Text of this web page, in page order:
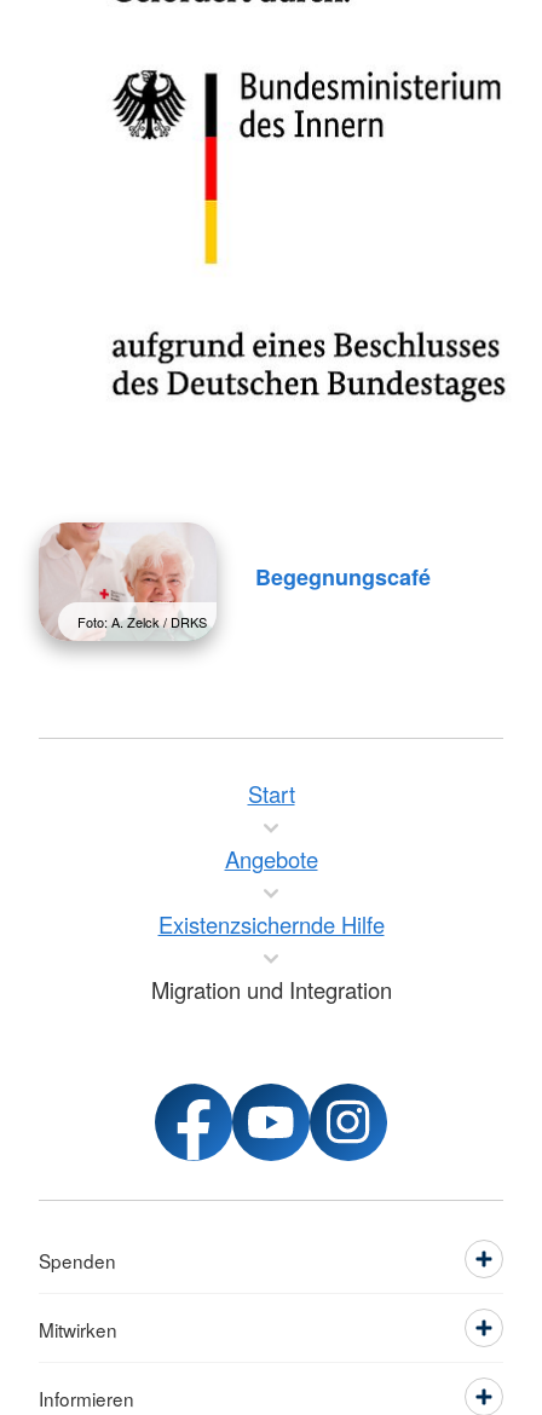
Foto: A. Zelck / DRKS
Begegnungscafé
Start
Angebote
Existenzsichernde Hilfe
Migration und Integration
Spenden
Mitwirken
Informieren